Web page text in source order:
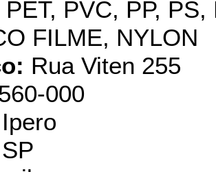
PET, PVC, PP,
FILME, NYLON
Rua Viten 255
000
Ipero
SP